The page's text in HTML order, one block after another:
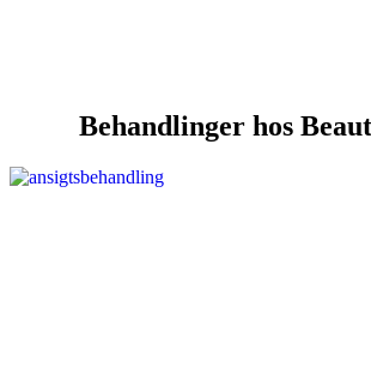
Behandlinger hos